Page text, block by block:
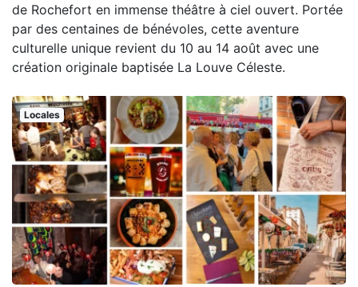
de Rochefort en immense théâtre à ciel ouvert. Portée
par des centaines de bénévoles, cette aventure
culturelle unique revient du 10 au 14 août avec une
création originale baptisée La Louve Céleste.
Locales